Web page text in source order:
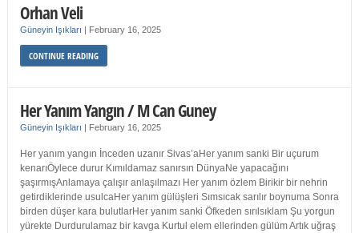
Orhan Veli
Güneyin Işıkları | February 16, 2025
CONTINUE READING
Her Yanım Yangın / M Can Guney
Güneyin Işıkları | February 16, 2025
Her yanım yangın İnceden uzanır Sivas’aHer yanım sanki Bir uçurum
kenarıÖylece durur Kımıldamaz sanırsın DünyaNe yapacağını
şaşırmışAnlamaya çalışır anlaşılmazı Her yanım özlem Birikir bir nehrin
getirdiklerinde usulcaHer yanım gülüşleri Sımsıcak sarılır boynuma Sonra
birden düşer kara bulutlarHer yanım sanki Öfkeden sırılsıklam Şu yorgun
yürekte Durdurulamaz bir kavga Kurtul elem ellerinden gülüm Artık uğraş